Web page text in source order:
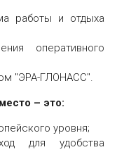
Touring 51 место
Touring 51 место
работы и отдыха
оперативного
"ЭРА-ГЛОНАСС".
– это:
уровня;
для удобства